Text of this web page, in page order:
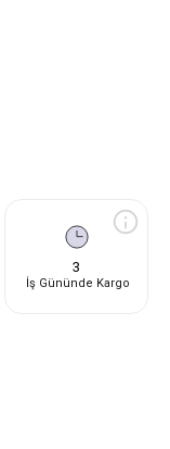
3
İş Gününde Kargo